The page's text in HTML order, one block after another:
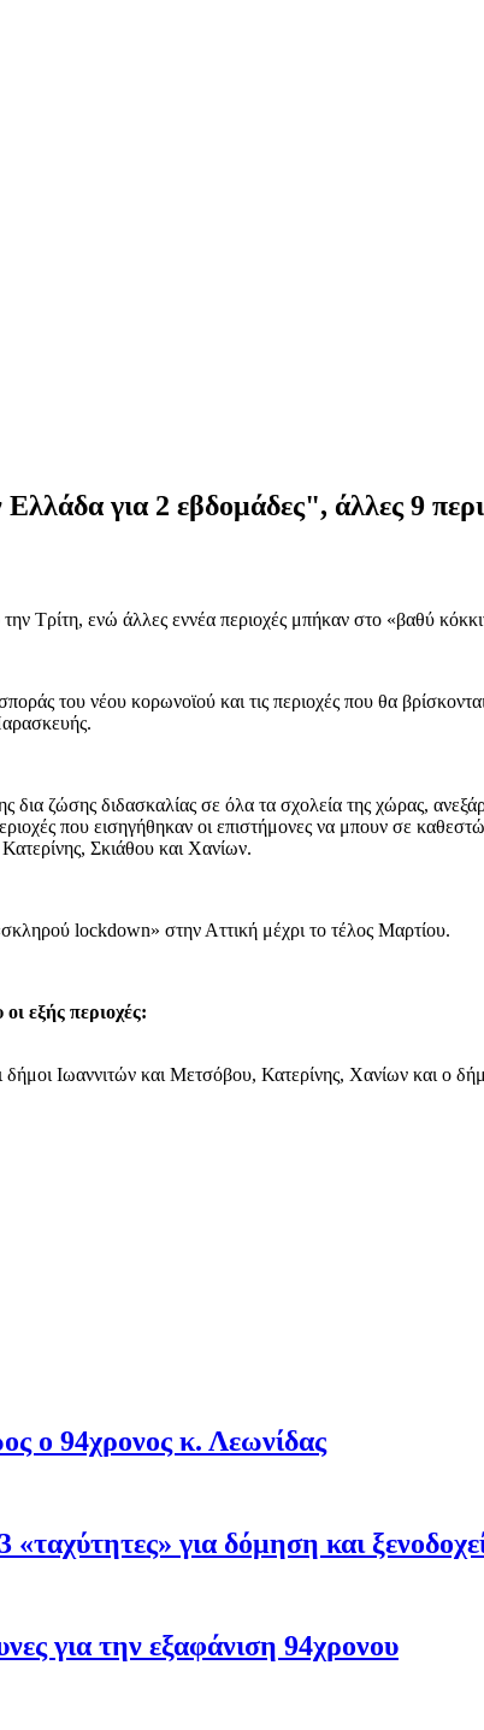
για 2 εβδομάδες", άλλες 9
Τρίτη, ενώ άλλες εννέα περιοχές μπήκαν στο «βαθύ
του νέου κορωνοϊού και τις περιοχές που θα
ζώσης διδασκαλίας σε όλα τα σχολεία της χώρας,
που εισηγήθηκαν οι επιστήμονες να μπουν σε
Σκιάθου και Χανίων.
lockdown» στην Αττική μέχρι το τέλος Μαρτίου.
εξής περιοχές:
Ιωαννιτών και Μετσόβου, Κατερίνης, Χανίων και ο
ο 94χρονος κ. Λεωνίδας
για δόμηση και
για την εξαφάνιση 94χρονου